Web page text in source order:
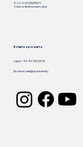
© 2024. UP.UNIVERSITY.
Todos os direitos reservados
Estamos por perto
Escreva:sale@up.university
Ligue: +44 767 333 33 33